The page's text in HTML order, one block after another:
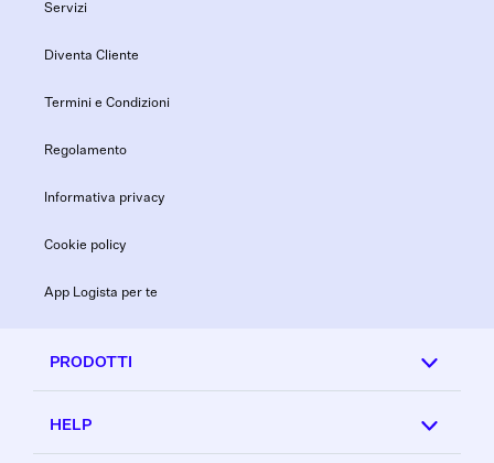
Servizi
Diventa Cliente
Termini e Condizioni
Regolamento
Informativa privacy
Cookie policy
App Logista per te
PRODOTTI
HELP